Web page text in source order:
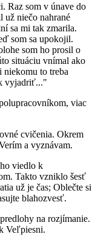
Raz som v únave do
už niečo nahrané
sa mi tak zmarila.
som sa upokojil.
som ho prosil o
situáciu vnímal ako
niekomu to treba
vyjadriť..."
viac
cvičenia. Okrem
a vyznávam.
viedlo k
Takto vzniklo šesť
už je čas; Oblečte si
blahozvesť.
na rozjímanie.
Veľpiesni.